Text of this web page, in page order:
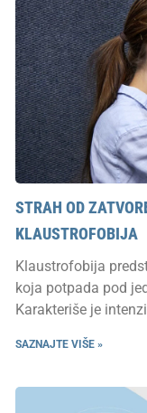
STRAH OD
KLAUSTROFOBIJA
Klaustrofobija
koja potpada pod
Karakteriše je
SAZNAJTE VIŠE »